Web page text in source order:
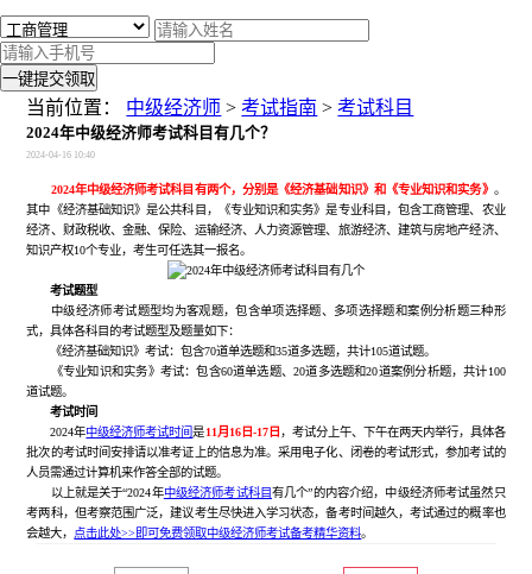
一键提交领取
当前位置： 中级经济师 >考试指南 >考试科目
2024年中级经济师考试科目有几个？
2024-04-16 10:40
2024年中级经济师考试科目有两个，分别是《经济基础知识》和《专业知识和实务》 。
其中《经济基础知识》是公共科目，《专业知识和实务》是专业科目，包含工商管理、农业
经济、财政税收、金融、保险、运输经济、人力资源管理、旅游经济、建筑与房地产经济、
知识产权10个专业，考生可任选其一报名。
考试题型
中级经济师考试题型均为客观题，包含单项选择题、多项选择题和案例分析题三种形
式，具体各科目的考试题型及题量如下：
《经济基础知识》考试：包含70道单选题和35道多选题，共计105道试题。
《专业知识和实务》考试：包含60道单选题、20道多选题和20道案例分析题，共计100
道试题。
考试时间
2024年中级经济师考试时间是11月16日-17日 ，考试分上午、下午在两天内举行，具体各
批次的考试时间安排请以准考证上的信息为准。采用电子化、闭卷的考试形式，参加考试的
人员需通过计算机来作答全部的试题。
以上就是关于“2024年中级经济师考试科目有几个”的内容介绍，中级经济师考试虽然只
考两科，但考察范围广泛，建议考生尽快进入学习状态，备考时间越久，考试通过的概率也
会越大， 点击此处>>即可免费领取中级经济师考试备考精华资料。